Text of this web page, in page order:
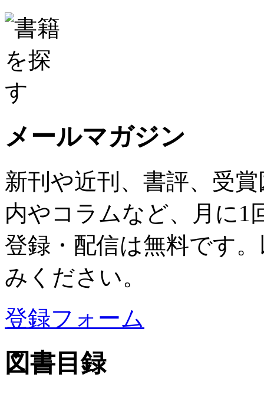
メールマガジン
新刊や近刊、書評、受
内やコラムなど、月に1
登録・配信は無料です
みください。
登録フォーム
図書目録